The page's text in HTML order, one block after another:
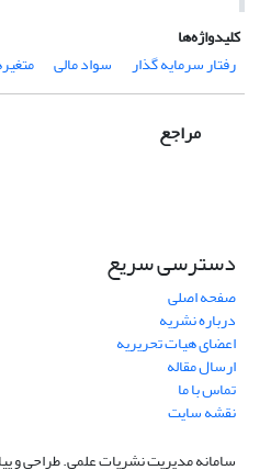
کلیدواژه‌ها
رفتار سرمایه گذار
سواد مالی
مراجع
دسترسی سریع
صفحه اصلی
درباره نشریه
اعضای هیات تحریریه
ارسال مقاله
تماس با ما
نقشه سایت
سامانه مدیریت نشریات علمی.طراحی و